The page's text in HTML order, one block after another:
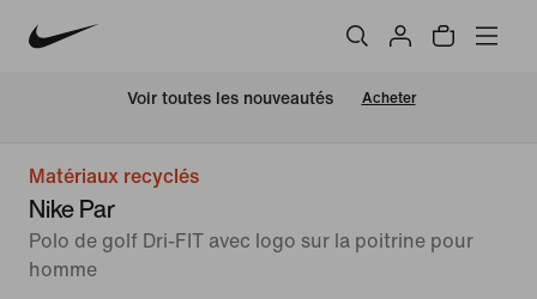
Voir toutes les nouveautés Acheter
Matériaux recyclés
Nike Par
Polo de golf Dri-FIT avec logo sur la poitrine pour
homme